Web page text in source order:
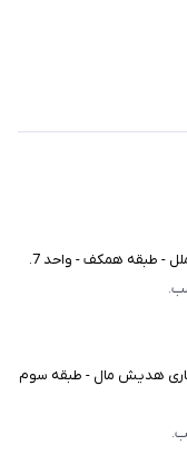
- طبقه همکف - واحد 7.
هدیش مال - طبقه سوم